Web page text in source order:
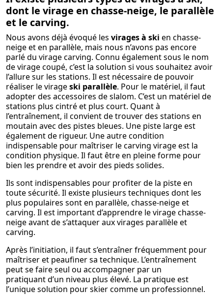
dont le virage en chasse-neige, le parallèle
et le carving.
Nous avons déjà évoqué les virages à ski en chasse-
neige et en parallèle, mais nous n’avons pas encore
parlé du virage carving. Connu également sous le nom
de virage coupé, c’est la solution si vous souhaitez avoir
l’allure sur les stations. Il est nécessaire de pouvoir
réaliser le virageski parallèle. Pour le matériel, il faut
adopter des accessoires de slalom. C’est un matériel de
stations plus cintré et plus court. Quant à
l’entraînement, il convient de trouver des stations en
moutain avec des pistes bleues. Une piste large est
également de rigueur. Une autre condition
indispensable pour maîtriser le carving virage est la
condition physique. Il faut être en pleine forme pour
bien les prendre et avoir des pieds solides.
Ils sont indispensables pour profiter de la piste en
toute sécurité. Il existe plusieurs techniques dont les
plus populaires sont en parallèle, chasse-neige et
carving. Il est important d’apprendre le virage chasse-
neige avant de s’attaquer aux virages parallèle et
carving.
Après l’initiation, il faut s’entraîner fréquemment pour
maîtriser et peaufiner sa technique. L’entraînement
peut se faire seul ou accompagner par un
pratiquant d’un niveau plus élevé. La pratique est
l’unique solution pour skier comme un professionnel.